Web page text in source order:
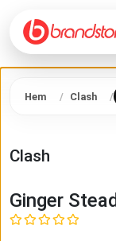
Hem Clash
Clash
Ginger